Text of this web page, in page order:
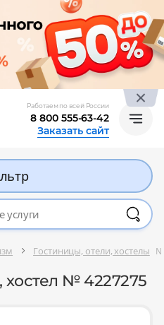
Работаем по всей России
8 800 555-63-42
Заказать сайт
Гостиницы, отели, хостелы №
хостел № 4227275